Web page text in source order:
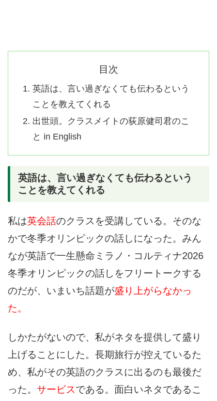
目次
英語は、言い過ぎなくても伝わるという
ことを教えてくれる
出世頭。クラスメイトの荻原健司君のこ
と in English
英語は、言い過ぎなくても伝わるという
ことを教えてくれる
私は英会話のクラスを受講している。そのな
かで冬季オリンピックの話しになった。みん
なが英語で一生懸命ミラノ・コルティナ2026
冬季オリンピックの話しをフリートークする
のだが、いまいち話題が盛り上がらなかっ
た。
しかたがないので、私がネタを提供して盛り
上げることにした。長期旅行が控えているた
め、私がその英語のクラスに出るのも最後だ
った。 サービスである。面白いネタであるこ